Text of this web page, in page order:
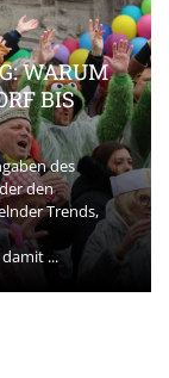
WARUM
BIS
des
den
Trends,
...